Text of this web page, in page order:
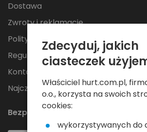
Dostawa
Zwroty i reklamacje
Polityka Prywatności
Regulamin
Kontakt
Najczęściej zadawane pytania
Bezpieczne płatności
Zdecyduj, jakich
ciasteczek
Właściciel hurt.com.pl,
o.o., korzysta na swoich
cookies:
wykorzystywanych do